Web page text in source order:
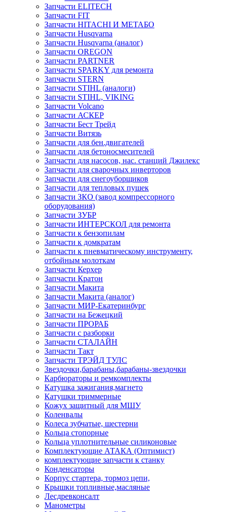
Запчасти ELITECH
Запчасти FIT
Запчасти HITACHI И МЕТАБО
Запчасти Husqvarna
Запчасти Husqvarna (аналог)
Запчасти OREGON
Запчасти PARTNER
Запчасти SPARKY для ремонта
Запчасти STERN
Запчасти STIHL (аналоги)
Запчасти STIHL, VIKING
Запчасти Volcano
Запчасти АСКЕР
Запчасти Бест Трейд
Запчасти Витязь
Запчасти для бен.двигателей
Запчасти для бетоносмесителей
Запчасти для насосов, нас. станций Джилекс
Запчасти для сварочных инверторов
Запчасти для снегоуборщиков
Запчасти для тепловых пушек
Запчасти ЗКО (завод компрессорного
оборудования)
Запчасти ЗУБР
Запчасти ИНТЕРСКОЛ для ремонта
Запчасти к бензопилам
Запчасти к домкратам
Запчасти к пневматическому инструменту,
отбойным молоткам
Запчасти Керхер
Запчасти Кратон
Запчасти Макита
Запчасти Макита (аналог)
Запчасти МИР-Екатеринбург
Запчасти на Бежецкий
Запчасти ПРОРАБ
Запчасти с разборки
Запчасти СТАЛАЙН
Запчасти Такт
Запчасти ТРЭЙД ТУЛС
Звездочки,барабаны,барабаны-звездочки
Карбюраторы и ремкомплекты
Катушка зажигания,магнето
Катушки триммерные
Кожух защитный для МШУ
Коленвалы
Колеса зубчатые, шестерни
Кольца стопорные
Кольца уплотнительные силиконовые
Комплектующие АТАКА (Оптимист)
комплектующие запчасти к станку
Конденсаторы
Корпус стартера, тормоз цепи,
Крышки топливные,масляные
Лесдревконсалт
Манометры